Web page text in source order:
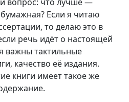
Если я читаю
то делаю это в
речь идёт о настоящей
важны тактильные
качество её издания.
книги имеет такое же